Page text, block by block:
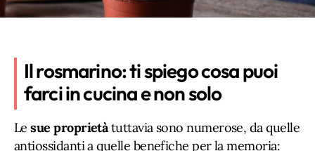
Il rosmarino: ti spiego cosa puoi
farci in cucina e non solo
Le sue proprietàtuttavia sono numerose, da quelle
antiossidanti a quelle benefiche per la memoria: